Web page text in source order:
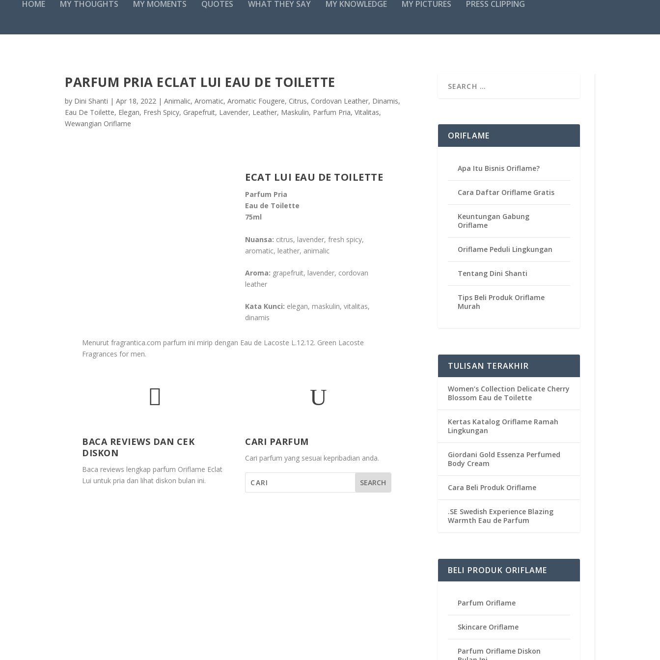
HOME MY THOUGHTS MY MOMENTS QUOTES WHAT THEY SAY MY KNOWLEDGE MY PICTURES PRESS CLIPPING
PARFUM PRIA ECLAT LUI EAU DE TOILETTE
by Dini Shanti | Apr 18, 2022 | Animalic, Aromatic, Aromatic Fougere, Citrus, Cordovan Leather, Dinamis,
Eau De Toilette, Elegan, Fresh Spicy, Grapefruit, Lavender, Leather, Maskulin, Parfum Pria, Vitalitas,
Wewangian Oriflame
ECAT LUI EAU DE TOILETTE
Parfum Pria
Eau de Toilette
75ml
Nuansa: citrus, lavender, fresh spicy,
aromatic, leather, animalic
Aroma: grapefruit, lavender, cordovan
leather
Kata Kunci: elegan, maskulin, vitalitas,
dinamis
Menurut fragrantica.com parfum ini mirip dengan Eau de Lacoste L.12.12. Green Lacoste
Fragrances for men.

BACA REVIEWS DAN CEK
DISKON
Baca reviews lengkap parfum Oriflame Eclat
Lui untuk pria dan lihat diskon bulan ini.
U
CARI PARFUM
Cari parfum yang sesuai kepribadian anda.
ORIFLAME
Apa Itu Bisnis Oriflame?
Cara Daftar Oriflame Gratis
Keuntungan Gabung
Oriflame
Oriflame Peduli Lingkungan
Tentang Dini Shanti
Tips Beli Produk Oriflame
Murah
TULISAN TERAKHIR
Women’s Collection Delicate Cherry
Blossom Eau de Toilette
Kertas Katalog Oriflame Ramah
Lingkungan
Giordani Gold Essenza Perfumed
Body Cream
Cara Beli Produk Oriflame
.SE Swedish Experience Blazing
Warmth Eau de Parfum
BELI PRODUK ORIFLAME
Parfum Oriflame
Skincare Oriflame
Parfum Oriflame Diskon